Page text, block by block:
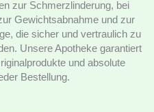
zur Schmerzlinderung, bei
Gewichtsabnahme und zur
die sicher und vertraulich zu
Unsere Apotheke garantiert
und absolute
Bestellung.